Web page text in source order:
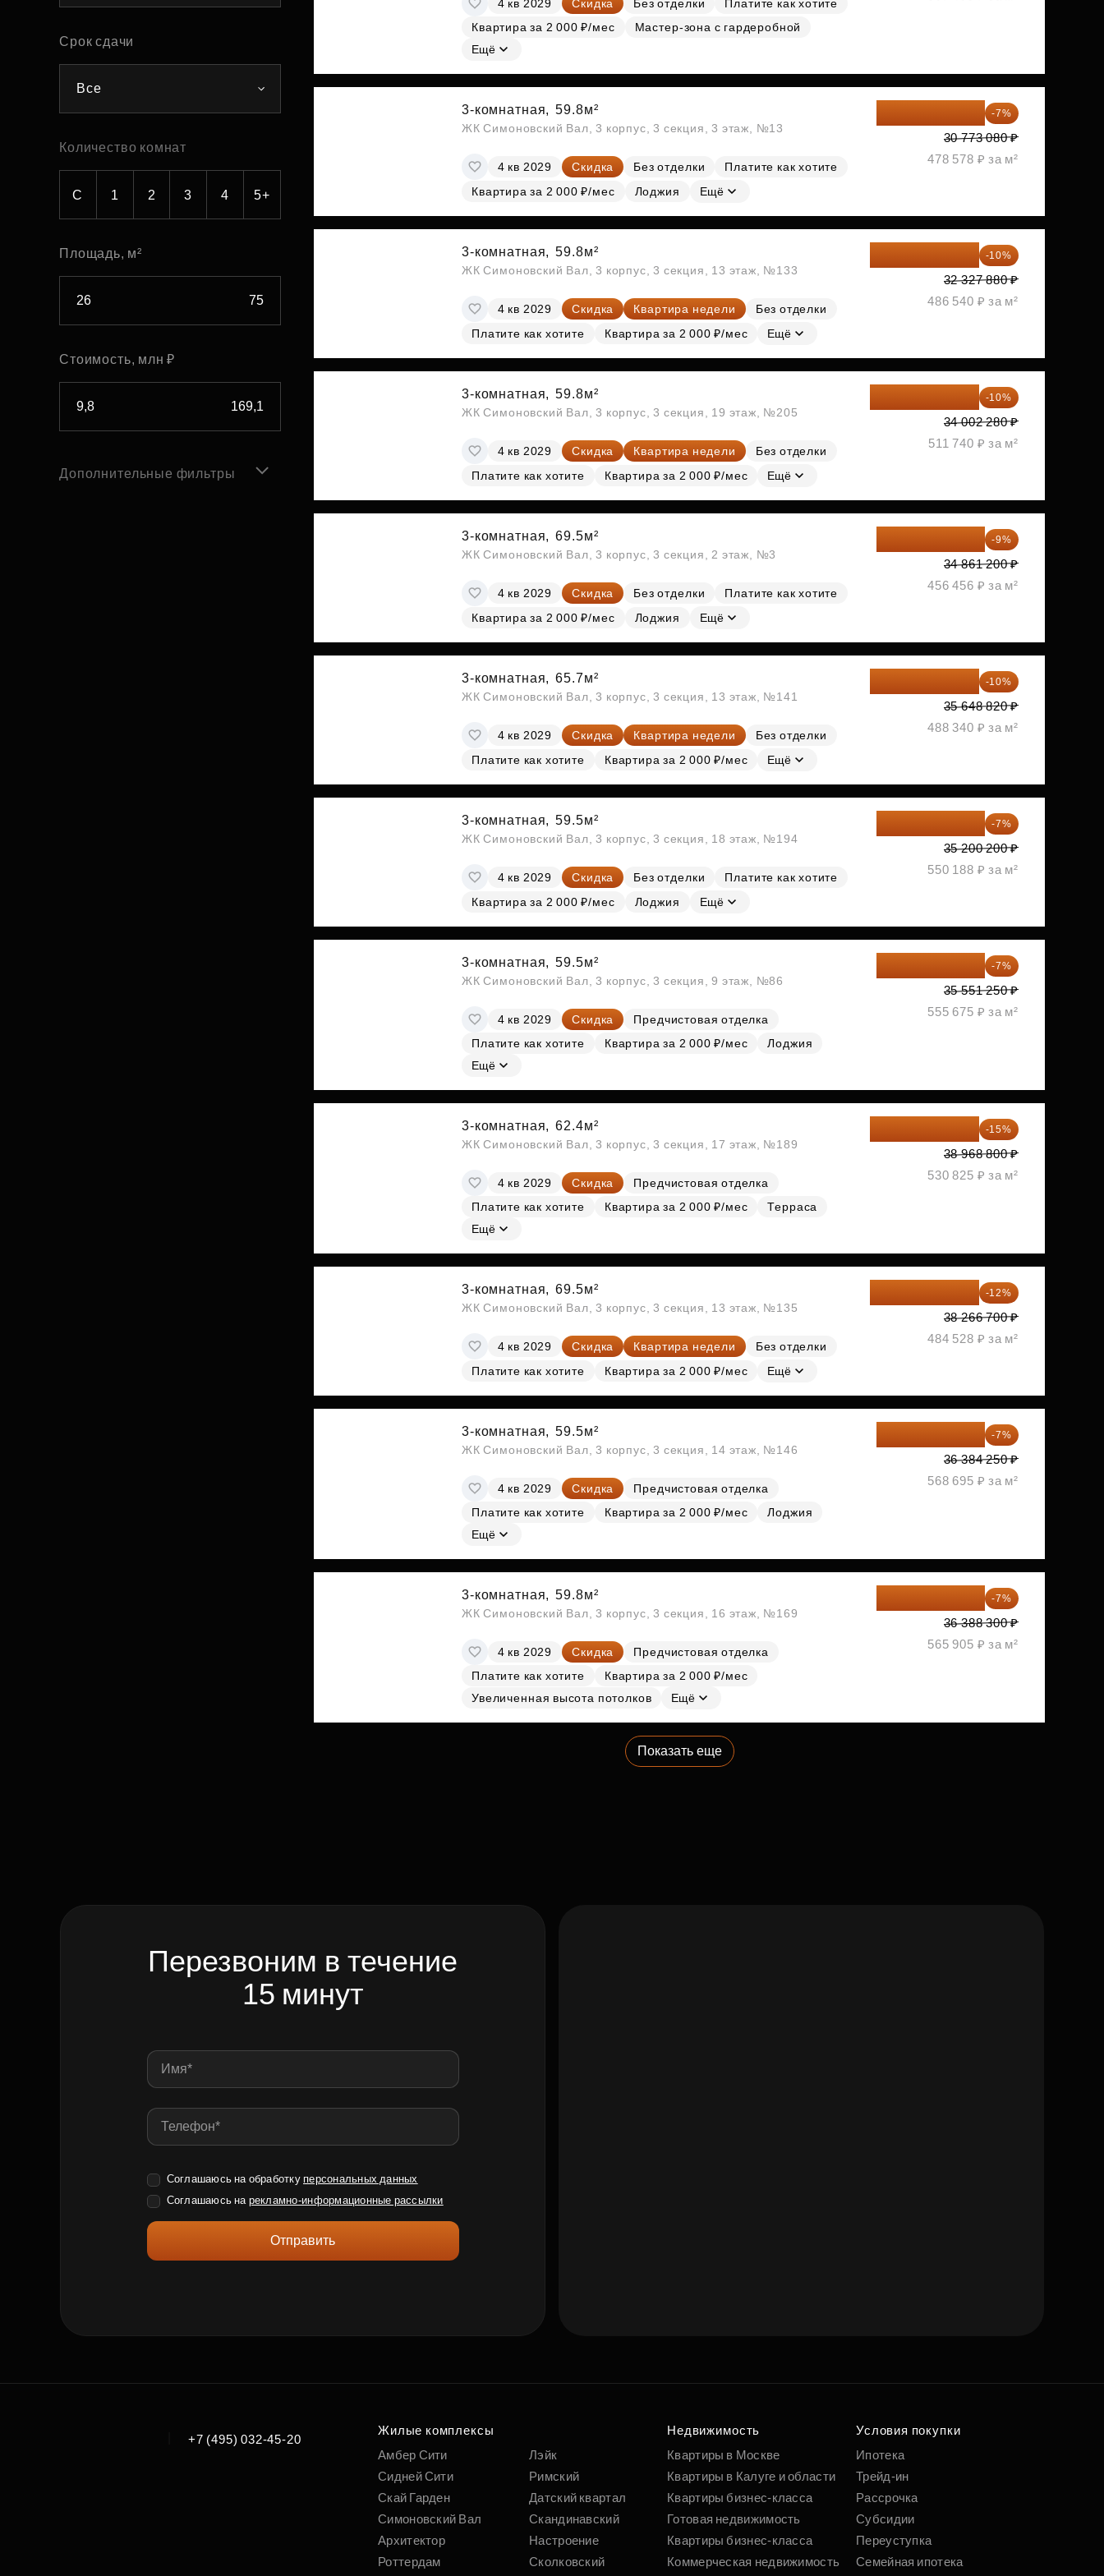
Субсидии
Срок сдачи
Все
Количество комнат
С 1 2 3 4 5+
Площадь, м²
Стоимость, млн ₽
Дополнительные фильтры
4 кв 2029 Скидка Без отделки
Платите как хотите
Квартира за 2 000 ₽/мес
Мастер-зона с гардеробной
Ещё
3-комнатная, 59.8м²
ЖК Симоновский Вал, 3 корпус, 3 секция, 3 этаж, №13
4 кв 2029 Скидка Без отделки
Платите как хотите
Квартира за 2 000 ₽/мес
Лоджия Ещё
28 618 964 ₽ -7%
30 773 080 ₽
478 578 ₽ за м²
3-комнатная, 59.8м²
ЖК Симоновский Вал, 3 корпус, 3 секция, 13 этаж, №133
4 кв 2029 Скидка Квартира недели
Без отделки
Платите как хотите
Квартира за 2 000 ₽/мес Ещё
-10%
32 327 880 ₽
486 540 ₽ за м²
3-комнатная, 59.8м²
ЖК Симоновский Вал, 3 корпус, 3 секция, 19 этаж, №205
4 кв 2029 Скидка Квартира недели
Без отделки
Платите как хотите
Квартира за 2 000 ₽/мес Ещё
-10%
34 002 280 ₽
511 740 ₽ за м²
3-комнатная, 69.5м²
ЖК Симоновский Вал, 3 корпус, 3 секция, 2 этаж, №3
4 кв 2029 Скидка Без отделки
Платите как хотите
Квартира за 2 000 ₽/мес
Лоджия Ещё
31 723 692 ₽ -9%
34 861 200 ₽
456 456 ₽ за м²
3-комнатная, 65.7м²
ЖК Симоновский Вал, 3 корпус, 3 секция, 13 этаж, №141
4 кв 2029 Скидка Квартира недели
Без отделки
Платите как хотите
Квартира за 2 000 ₽/мес Ещё
-10%
35 648 820 ₽
488 340 ₽ за м²
3-комнатная, 59.5м²
ЖК Симоновский Вал, 3 корпус, 3 секция, 18 этаж, №194
4 кв 2029 Скидка Без отделки
Платите как хотите
Квартира за 2 000 ₽/мес
Лоджия Ещё
32 736 186 ₽ -7%
35 200 200 ₽
550 188 ₽ за м²
3-комнатная, 59.5м²
ЖК Симоновский Вал, 3 корпус, 3 секция, 9 этаж, №86
4 кв 2029 Скидка
Предчистовая отделка
Платите как хотите
Квартира за 2 000 ₽/мес
Лоджия
Ещё
33 062 663 ₽ -7%
35 551 250 ₽
555 675 ₽ за м²
3-комнатная, 62.4м²
ЖК Симоновский Вал, 3 корпус, 3 секция, 17 этаж, №189
4 кв 2029 Скидка
Предчистовая отделка
Платите как хотите
Квартира за 2 000 ₽/мес
Терраса
Ещё
-15%
38 968 800 ₽
530 825 ₽ за м²
3-комнатная, 69.5м²
ЖК Симоновский Вал, 3 корпус, 3 секция, 13 этаж, №135
4 кв 2029 Скидка Квартира недели
Без отделки
Платите как хотите
Квартира за 2 000 ₽/мес Ещё
-12%
38 266 700 ₽
484 528 ₽ за м²
3-комнатная, 59.5м²
ЖК Симоновский Вал, 3 корпус, 3 секция, 14 этаж, №146
4 кв 2029 Скидка
Предчистовая отделка
Платите как хотите
Квартира за 2 000 ₽/мес
Лоджия
Ещё
33 837 353 ₽ -7%
36 384 250 ₽
568 695 ₽ за м²
3-комнатная, 59.8м²
ЖК Симоновский Вал, 3 корпус, 3 секция, 16 этаж, №169
4 кв 2029 Скидка
Предчистовая отделка
Платите как хотите
Квартира за 2 000 ₽/мес
Увеличенная высота потолков
Ещё
33 841 119 ₽ -7%
36 388 300 ₽
565 905 ₽ за м²
Показать еще
Перезвоним в течение
15 минут
Соглашаюсь на обработку персональных данных
Соглашаюсь на рекламно-информационные рассылки
Отправить
+7 (495) 032-45-20
Жилые комплексы
Амбер Сити
Сидней Сити
Скай Гарден
Симоновский Вал
Архитектор
Роттердам
Лэйк
Римский
Датский квартал
Скандинавский
Настроение
Сколковский
Недвижимость
Квартиры в Москве
Квартиры в Калуге и области
Квартиры бизнес-класса
Готовая недвижимость
Квартиры бизнес-класса
Коммерческая недвижимость
Условия покупки
Ипотека
Трейд-ин
Рассрочка
Субсидии
Переуступка
Семейная ипотека